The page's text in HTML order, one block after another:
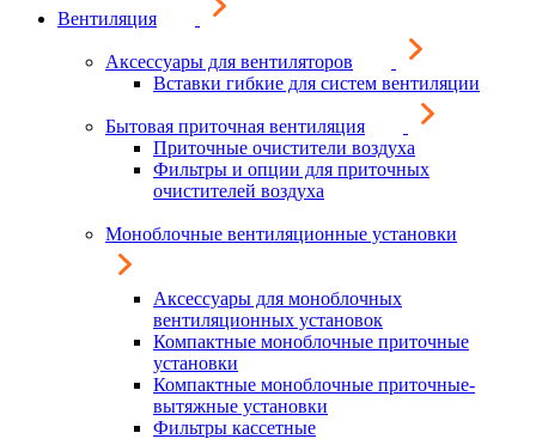
Вентиляция
Аксессуары для вентиляторов
Вставки гибкие для систем вентиляции
Бытовая приточная вентиляция
Приточные очистители воздуха
Фильтры и опции для приточных
очистителей воздуха
Моноблочные вентиляционные установки
Аксессуары для моноблочных
вентиляционных установок
Компактные моноблочные приточные
установки
Компактные моноблочные приточные-
вытяжные установки
Фильтры кассетные